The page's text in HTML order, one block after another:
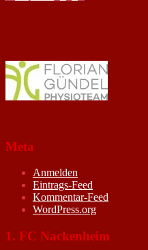
Meta
Anmelden
Eintrags-Feed
Kommentar-Feed
WordPress.org
1. FC Nackenheim